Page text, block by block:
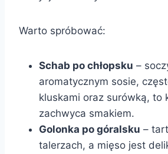
Warto spróbować:
Schab po chłopsku –
aromatycznym sosie,
kluskami oraz surówką, to
zachwyca smakiem.
Golonka po góralsku –
talerzach, a mięso jest